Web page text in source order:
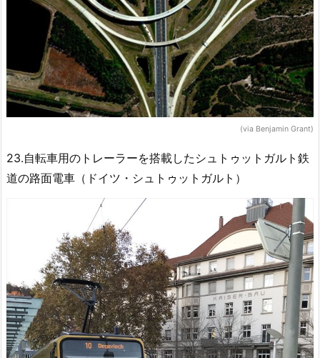
(via Benjamin Grant)
23.自転車用のトレーラーを搭載したシュトゥットガルト鉄
道の路面電車（ドイツ・シュトゥットガルト）